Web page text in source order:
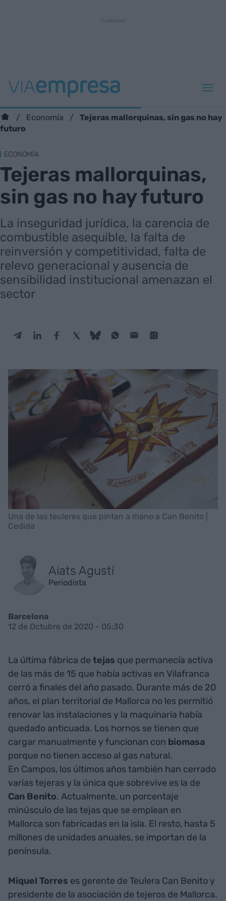
Economía
Tejeras mallorquinas, sin gas no hay
futuro
ECONOMÍA
Tejeras mallorquinas,
sin gas no hay futuro
La inseguridad jurídica, la carencia de
combustible asequible, la falta de
reinversión y competitividad, falta de
relevo generacional y ausencia de
sensibilidad institucional amenazan el
sector
Una de las teuleres que pintan a mano a Can Benito |
Cedida
Aiats Agustí
Periodista
Barcelona
12 de Octubre de 2020 - 05:30
La última fábrica de tejas que permanecía activa
de las más de 15 que había activas en Vilafranca
cerró a finales del año pasado. Durante más de 20
años, el plan territorial de Mallorca no les permitió
renovar las instalaciones y la maquinaria había
quedado anticuada. Los hornos se tienen que
cargar manualmente y funcionan con biomasa
porque no tienen acceso al gas natural.
En Campos, los últimos años también han cerrado
varias tejeras y la única que sobrevive es la de
Can Benito. Actualmente, un porcentaje
minúsculo de las tejas que se emplean en
Mallorca son fabricadas en la isla. El resto, hasta 5
millones de unidades anuales, se importan de la
península.
Miquel Torres es gerente de Teulera Can Benito y
presidente de la asociación de tejeros de Mallorca.